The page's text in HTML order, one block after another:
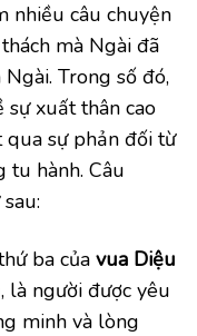
nhiều câu chuyện
mà Ngài đã
Trong số đó,
xuất thân cao
qua sự phản đối từ
tu hành. Câu
ba của vua Diệu
là người được yêu
minh và lòng